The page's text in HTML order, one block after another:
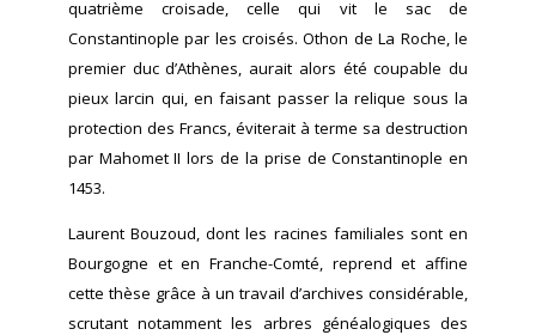
quatrième croisade, celle qui vit le sac de
Constantinople par les croisés. Othon de La Roche, le
premier duc d’Athènes, aurait alors été coupable du
pieux larcin qui, en faisant passer la relique sous la
protection des Francs, éviterait à terme sa destruction
par Mahomet II lors de la prise de Constantinople en
1453.
Laurent Bouzoud, dont les racines familiales sont en
Bourgogne et en Franche-Comté, reprend et affine
cette thèse grâce à un travail d’archives considérable,
scrutant notamment les arbres généalogiques des